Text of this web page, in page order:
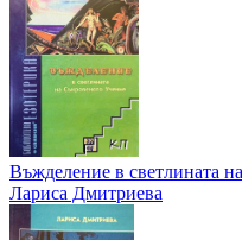
Въжделение в светлината
Лариса Дмитриева